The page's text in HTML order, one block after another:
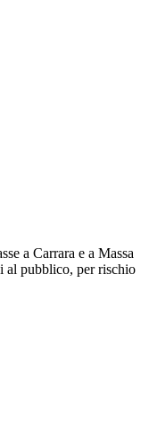
a Carrara e a Massa
al pubblico, per rischio